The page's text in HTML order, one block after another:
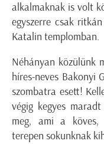
alkalmaknak is volt
egyszerre csak
Katalin templomban.
Néhányan közülünk
híres-neves Bakonyi
szombatra esett!
végig kegyes
meg, ami a köves,
terepen sokunknak